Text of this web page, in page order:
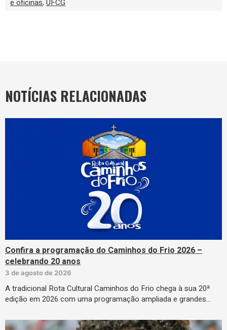
e oficinas, UFCG
NOTÍCIAS RELACIONADAS
Confira a programação do Caminhos do Frio 2026 –
celebrando 20 anos
3 de agosto de 2026
A tradicional Rota Cultural Caminhos do Frio chega à sua 20ª
edição em 2026 com uma programação ampliada e grandes…